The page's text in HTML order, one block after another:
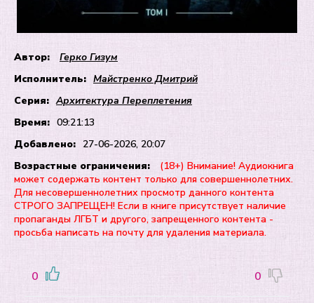
Автор:
Герко Гизум
Исполнитель: Майстренко Дмитрий
Серия: Архитектура Переплетения
Время: 09:21:13
Добавлено: 27-06-2026, 20:07
Возрастные ограничения:
(18+) Внимание! Аудиокнига
может содержать контент только для совершеннолетних.
Для несовершеннолетних просмотр данного контента
СТРОГО ЗАПРЕЩЕН! Если в книге присутствует наличие
пропаганды ЛГБТ и другого, запрещенного контента -
просьба написать на почту для удаления материала.
0 0